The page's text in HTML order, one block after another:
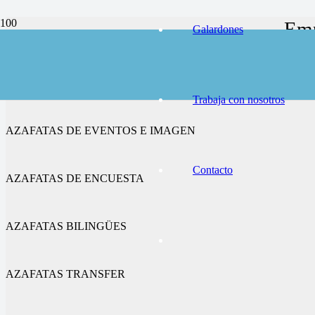
Galardones
Trabaja con nosotros
Contacto
AZAFATAS DE EVENTOS E IMAGEN
AZAFATAS DE ENCUESTA
AZAFATAS BILINGÜES
AZAFATAS TRANSFER